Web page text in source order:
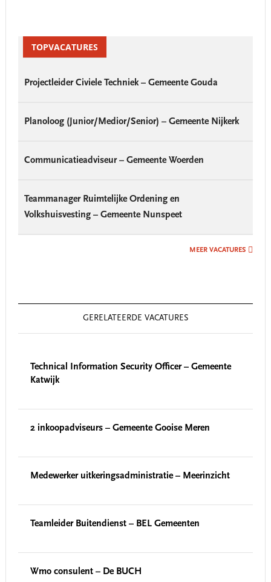
SidebarTOPVACATURES
Projectleider Civiele Techniek – Gemeente Gouda
Planoloog (Junior/Medior/Senior) – Gemeente Nijkerk
Communicatieadviseur – Gemeente Woerden
Teammanager Ruimtelijke Ordening en
Volkshuisvesting – Gemeente Nunspeet
MEER VACATURES
GERELATEERDE VACATURES
Technical Information Security Officer – Gemeente
Katwijk
2 inkoopadviseurs – Gemeente Gooise Meren
Medewerker uitkeringsadministratie – Meerinzicht
Teamleider Buitendienst – BEL Gemeenten
Wmo consulent – De BUCH